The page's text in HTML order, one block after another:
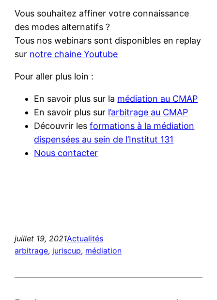
Vous souhaitez affiner votre connaissance
des modes alternatifs ?
Tous nos webinars sont disponibles en replay
sur notre chaine Youtube
Pour aller plus loin :
En savoir plus sur la médiation au CMAP
En savoir plus sur l’arbitrage au CMAP
Découvrir lesformations à la médiation
dispensées au sein de l’Institut 131
Nous contacter
juillet 19, 2021Actualités
arbitrage, juriscup, médiation